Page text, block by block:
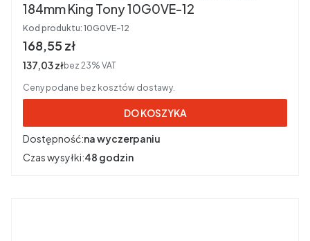
184mm King Tony 10G0VE-12
Kod produktu: 10G0VE-12
Cena brutto
168,55 zł
Cena netto
137,03 złbez 23% VAT
Ceny podane bez kosztów dostawy.
DO KOSZYKA
Dostępność:na wyczerpaniu
Czas wysyłki:48 godzin